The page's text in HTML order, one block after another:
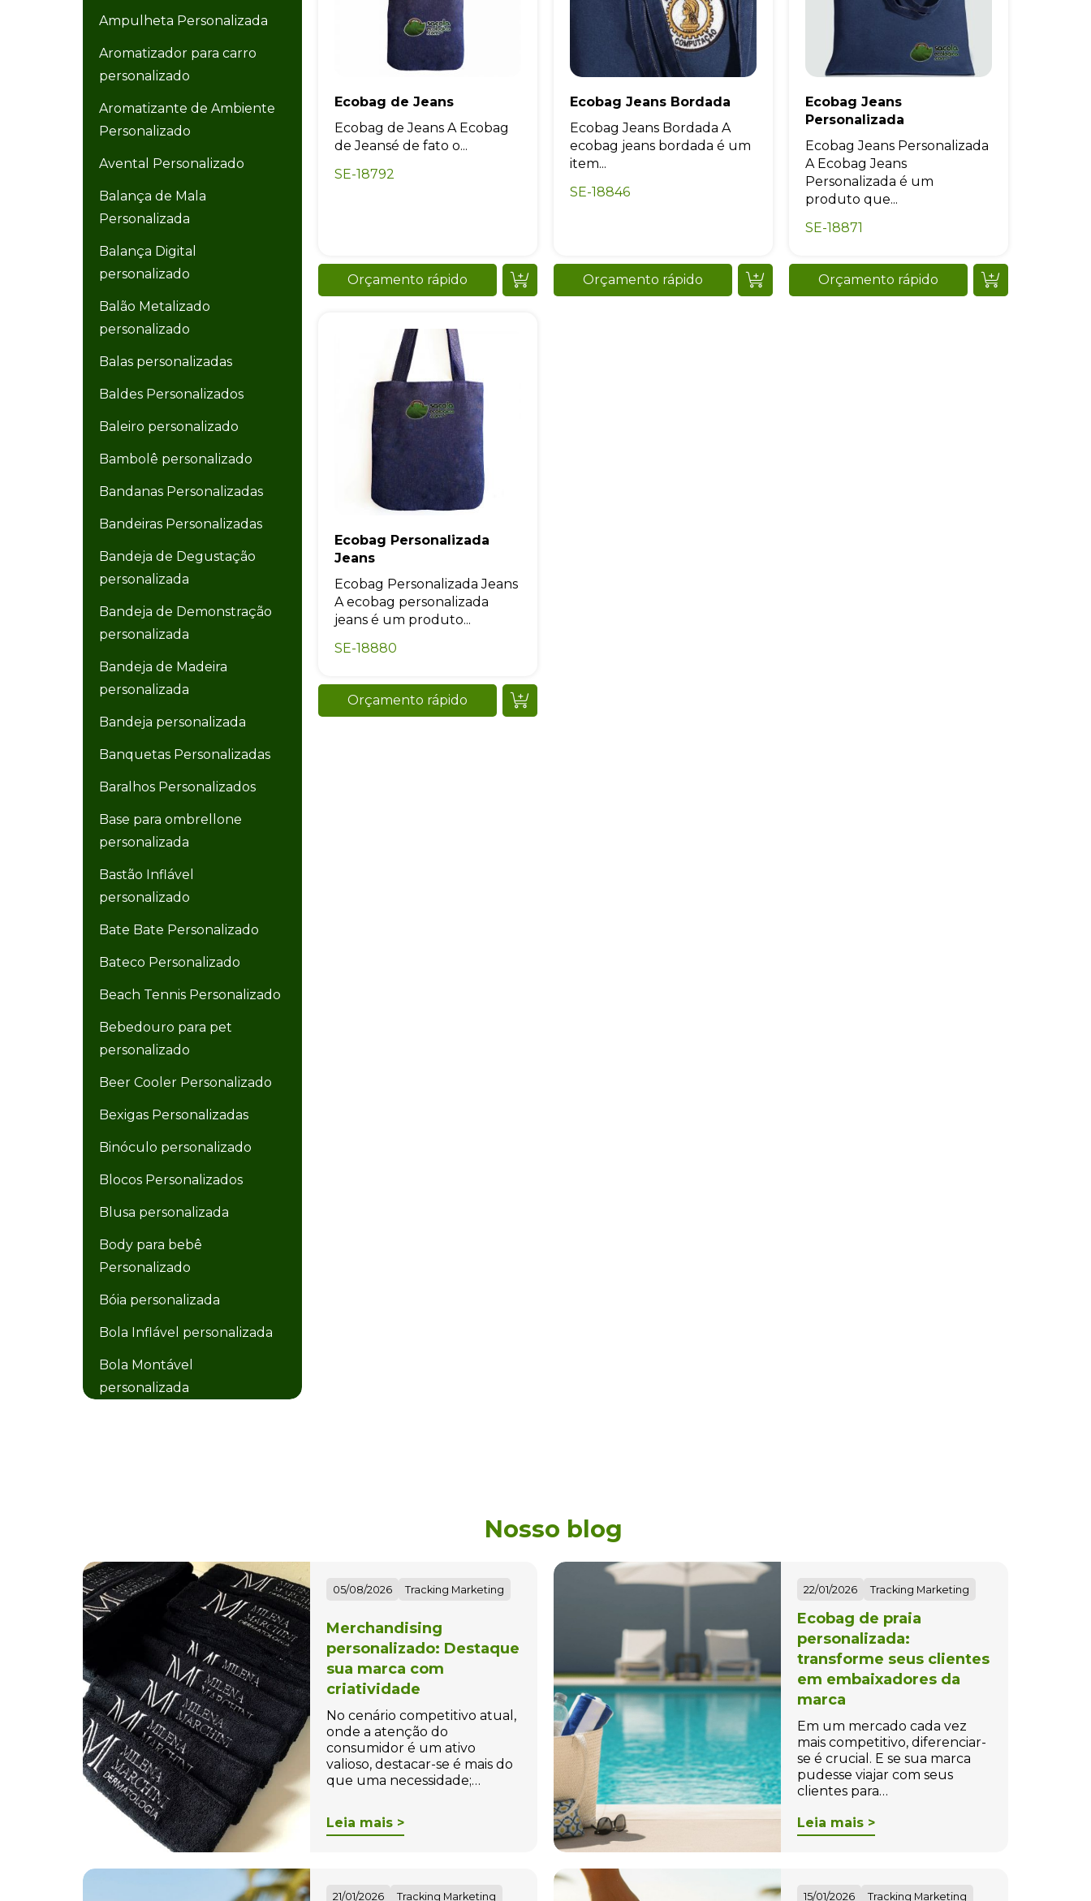
Ampulheta Personalizada
Aromatizador para carro
personalizado
Aromatizante de Ambiente
Personalizado
Avental Personalizado
Balança de Mala
Personalizada
Balança Digital
personalizado
Balão Metalizado
personalizado
Balas personalizadas
Baldes Personalizados
Baleiro personalizado
Bambolê personalizado
Bandanas Personalizadas
Bandeiras Personalizadas
Bandeja de Degustação
personalizada
Bandeja de Demonstração
personalizada
Bandeja de Madeira
personalizada
Bandeja personalizada
Banquetas Personalizadas
Baralhos Personalizados
Base para ombrellone
personalizada
Bastão Inflável
personalizado
Bate Bate Personalizado
Bateco Personalizado
Beach Tennis Personalizado
Bebedouro para pet
personalizado
Beer Cooler Personalizado
Bexigas Personalizadas
Binóculo personalizado
Blocos Personalizados
Blusa personalizada
Body para bebê
Personalizado
Bóia personalizada
Bola Inflável personalizada
Bola Montável
personalizada
Bolha de Sabão
personalizada
Bolinha Beach tennis
Personalizada
Bolinha para Pet
Personalizada
Bolinhas Anti-Stress
Personalizada
Bolsa Térmica Personalizada
Bolsas Personalizadas
Bonés Personalizados
Ecobag de Jeans
Ecobag de Jeans A Ecobag
de Jeansé de fato o...
SE-18792
Orçamento rápido
Ecobag Jeans Bordada
Ecobag Jeans Bordada A
ecobag jeans bordada é um
item...
SE-18846
Orçamento rápido
Ecobag Jeans
Personalizada
Ecobag Jeans Personalizada
A Ecobag Jeans
Personalizada é um
produto que...
SE-18871
Orçamento rápido
Ecobag Personalizada
Jeans
Ecobag Personalizada Jeans
A ecobag personalizada
jeans é um produto...
SE-18880
Orçamento rápido
Nosso blog
05/08/2026 Tracking Marketing
Merchandising
personalizado: Destaque
sua marca com
criatividade
No cenário competitivo atual,
onde a atenção do
consumidor é um ativo
valioso, destacar-se é mais do
que uma necessidade;…
Leia mais >
22/01/2026 Tracking Marketing
Ecobag de praia
personalizada:
transforme seus clientes
em embaixadores da
marca
Em um mercado cada vez
mais competitivo, diferenciar-
se é crucial. E se sua marca
pudesse viajar com seus
clientes para…
Leia mais >
21/01/2026 Tracking Marketing 15/01/2026 Tracking Marketing
Sacola Ecológica